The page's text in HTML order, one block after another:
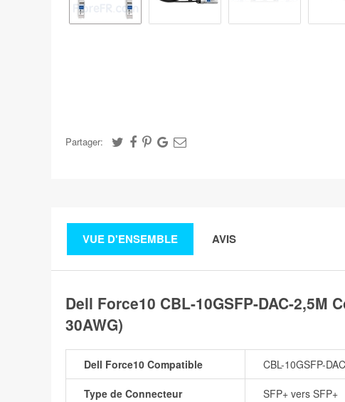
Partager:
VUE D'ENSEMBLE AVIS
Dell Force10 CBL-10GSFP-DAC-2,5M
30AWG)
Dell Force10 Compatible CBL-10GSFP-
Type de Connecteur SFP+ vers SFP+